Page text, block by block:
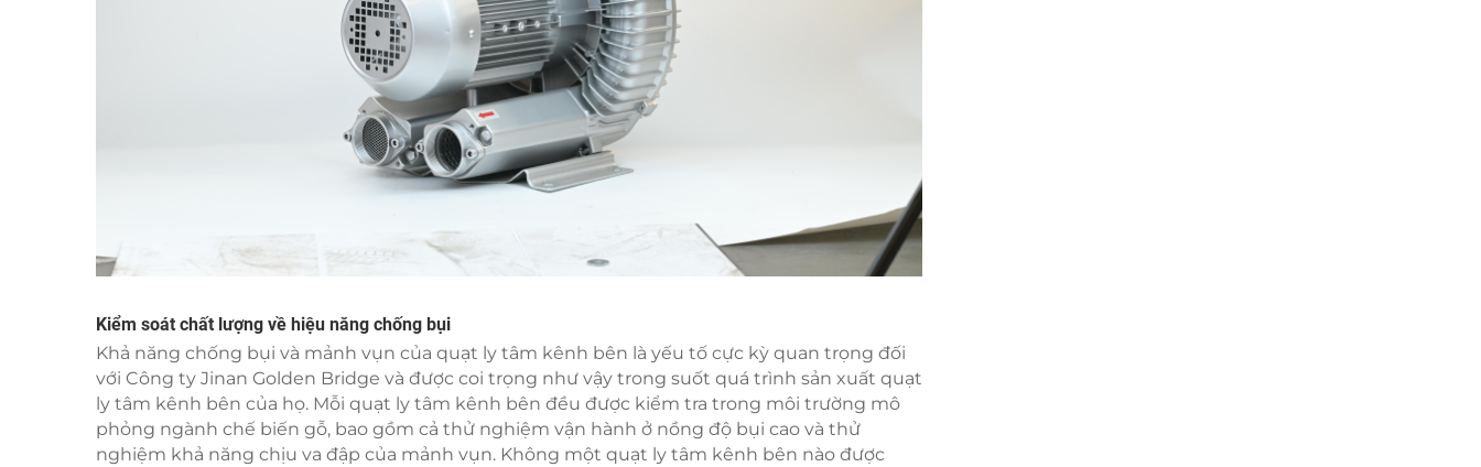
Kiểm soát chất lượng về hiệu năng chống bụi
Khả năng chống bụi và mảnh vụn của quạt ly tâm kênh bên là yếu tố cực kỳ quan trọng đối
với Công ty Jinan Golden Bridge và được coi trọng như vậy trong suốt quá trình sản xuất quạt
ly tâm kênh bên của họ. Mỗi quạt ly tâm kênh bên đều được kiểm tra trong môi trường mô
phỏng ngành chế biến gỗ, bao gồm cả thử nghiệm vận hành ở nồng độ bụi cao và thử
nghiệm khả năng chịu va đập của mảnh vụn. Không một quạt ly tâm kênh bên nào được